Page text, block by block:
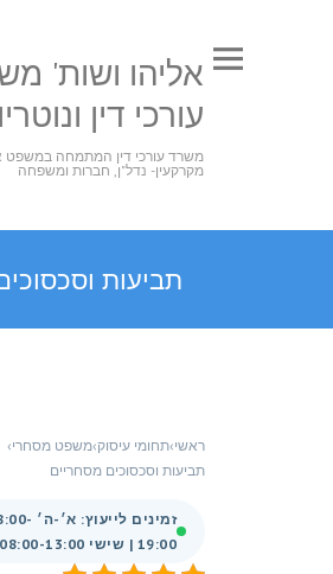
אליהו ושות'
עורכי דין
משרד עורכי דין המתמחה במשפט
מקרקעין- נדל"ן, חברות ומשפחה
תביעות
ראשי›תחומי עיסוק›משפט מסחרי›
תביעות וסכסוכים מסחריים
זמינים לייעוץ:
19:00 | שישי 08:00-13:00